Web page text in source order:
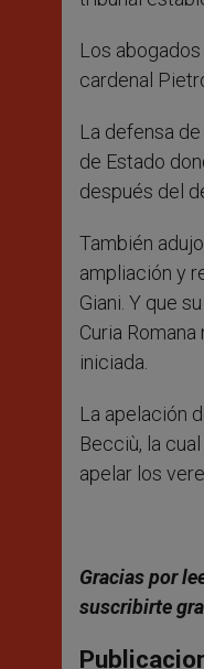
Los
cardenal
La defensa
de Estado
después del
También
ampliación y
Giani. Y que
Curia
iniciada.
La apelación
Becciù, la
apelar los
Gracias por
suscribirte